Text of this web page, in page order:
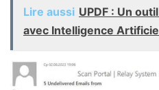
Lire aussi UPDF : Un
avec Intelligence